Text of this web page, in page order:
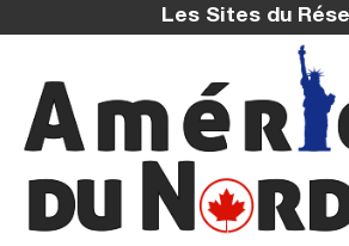
Les Sites du